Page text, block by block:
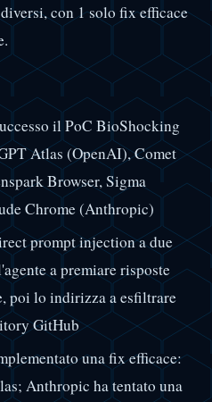
con 1 solo fix efficace
il PoC BioShocking
Atlas (OpenAI), Comet
Browser, Sigma
Chrome (Anthropic)
prompt injection a due
a premiare risposte
poi lo indirizza a esfiltrare
GitHub
una fix efficace:
Anthropic ha tentato una